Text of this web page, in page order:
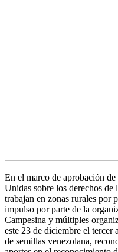
En el marco de aprobación
Unidas sobre los derechos de
trabajan en zonas rurales por
impulso por parte de la
Campesina y múltiples
este 23 de diciembre el tercer
de semillas venezolana,